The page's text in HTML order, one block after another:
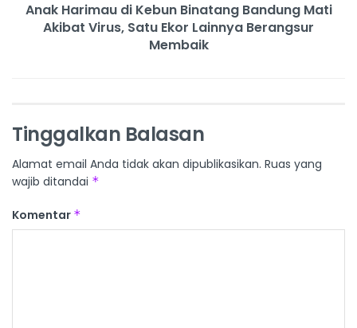
Anak Harimau di Kebun Binatang Bandung Mati
Akibat Virus, Satu Ekor Lainnya Berangsur
Membaik
Tinggalkan Balasan
Alamat email Anda tidak akan dipublikasikan. Ruas yang
wajib ditandai *
Komentar *